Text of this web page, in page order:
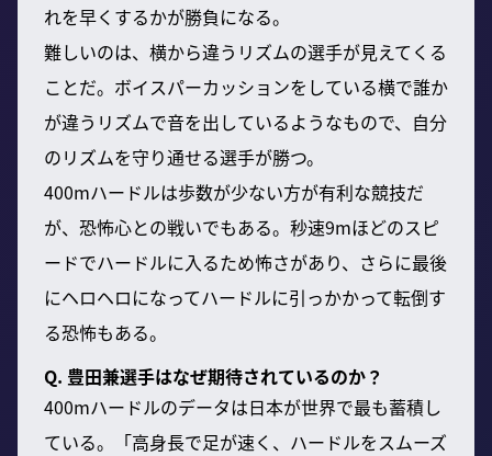
れを早くするかが勝負になる。
難しいのは、横から違うリズムの選手が見えてくる
ことだ。ボイスパーカッションをしている横で誰か
が違うリズムで音を出しているようなもので、自分
のリズムを守り通せる選手が勝つ。
400mハードルは歩数が少ない方が有利な競技だ
が、恐怖心との戦いでもある。秒速9mほどのスピ
ードでハードルに入るため怖さがあり、さらに最後
にヘロヘロになってハードルに引っかかって転倒す
る恐怖もある。
Q. 豊田兼選手はなぜ期待されているのか？
400mハードルのデータは日本が世界で最も蓄積し
ている。「高身長で足が速く、ハードルをスムーズ